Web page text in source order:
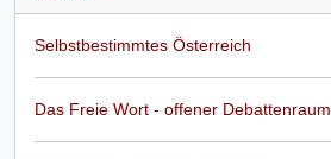
Selbstbestimmtes Österreich
Das Freie Wort - offener Debattenraum